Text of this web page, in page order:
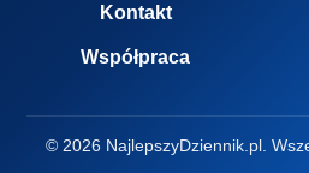
Kontakt
Współpraca
© 2026 NajlepszyDziennik.pl.